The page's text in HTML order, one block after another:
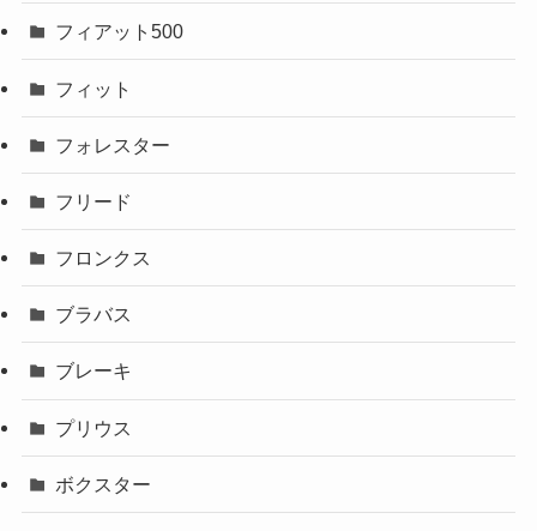
フィアット500
フィット
フォレスター
フリード
フロンクス
ブラバス
ブレーキ
プリウス
ボクスター